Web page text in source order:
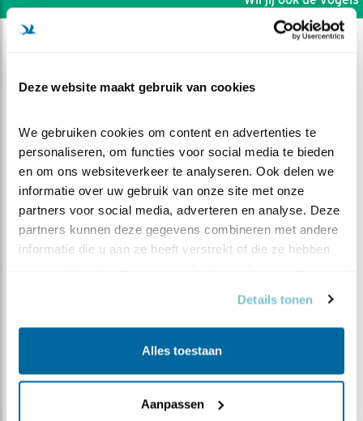
Deze website maakt gebruik van cookies
We gebruiken cookies om content en advertenties te
personaliseren, om functies voor social media te bieden
en om ons websiteverkeer te analyseren. Ook delen we
informatie over uw gebruik van onze site met onze
partners voor social media, adverteren en analyse. Deze
partners kunnen deze gegevens combineren met andere
informatie die u aan ze heeft verstrekt of die ze hebben
Details tonen
Alles toestaan
Aanpassen
Pootjebaden
Vind ik leuk| Bewaar dit filmpje|
512x
Met zijn metallic groene kop, donkere ogen, oranjegele